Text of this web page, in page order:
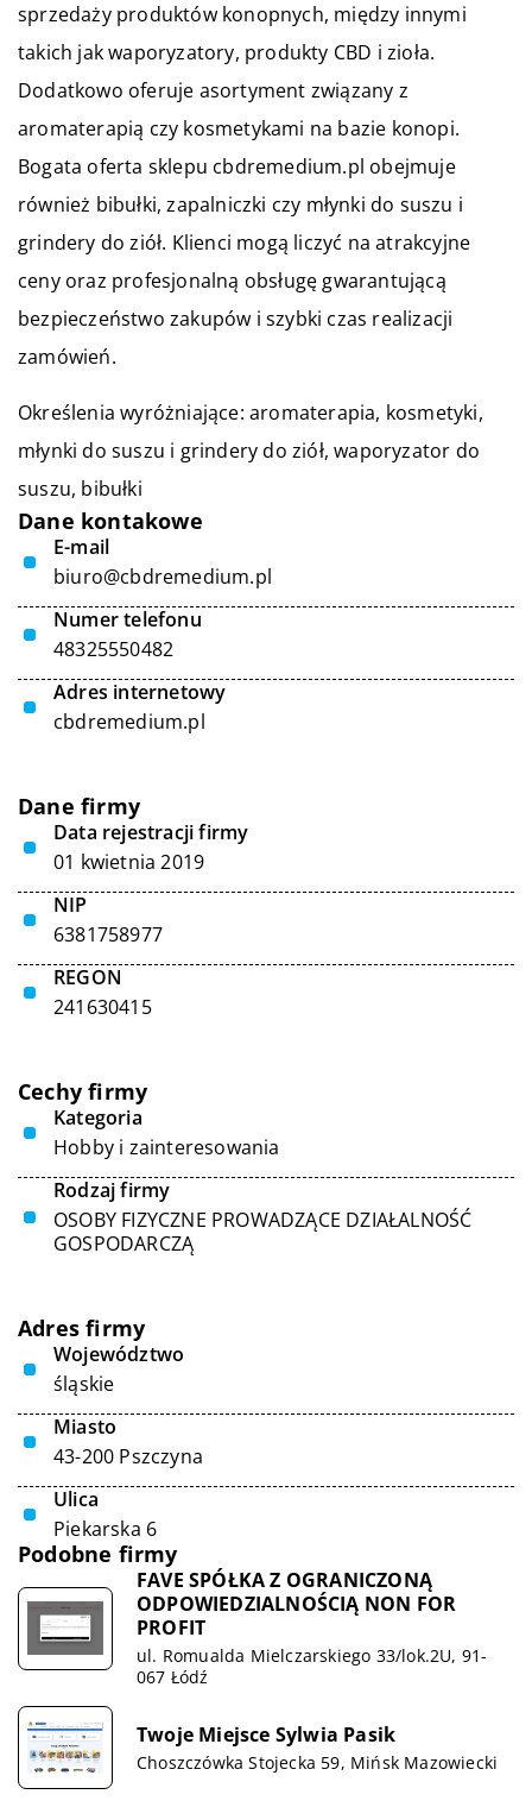
sprzedaży produktów konopnych, między innymi
takich jak waporyzatory, produkty CBD i zioła.
Dodatkowo oferuje asortyment związany z
aromaterapią czy kosmetykami na bazie konopi.
Bogata oferta sklepu cbdremedium.pl obejmuje
również bibułki, zapalniczki czy młynki do suszu i
grindery do ziół. Klienci mogą liczyć na atrakcyjne
ceny oraz profesjonalną obsługę gwarantującą
bezpieczeństwo zakupów i szybki czas realizacji
zamówień.
Określenia wyróżniające: aromaterapia, kosmetyki,
młynki do suszu i grindery do ziół,waporyzator do
suszu, bibułki
Dane kontakowe
E-mail
biuro@cbdremedium.pl
Numer telefonu
48325550482
Adres internetowy
cbdremedium.pl
Dane firmy
Data rejestracji firmy
01 kwietnia 2019
NIP
6381758977
REGON
241630415
Cechy firmy
Kategoria
Hobby i zainteresowania
Rodzaj firmy
OSOBY FIZYCZNE PROWADZĄCE DZIAŁALNOŚĆ
GOSPODARCZĄ
Adres firmy
Województwo
śląskie
Miasto
43-200 Pszczyna
Ulica
Piekarska 6
Podobne firmy
FAVE SPÓŁKA Z OGRANICZONĄ
ODPOWIEDZIALNOŚCIĄ NON FOR
PROFIT
ul. Romualda Mielczarskiego 33/lok.2U, 91-
067 Łódź
Twoje Miejsce Sylwia Pasik
Choszczówka Stojecka 59, Mińsk Mazowiecki